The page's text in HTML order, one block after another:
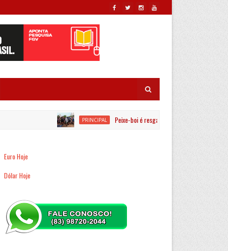
PRINCIPAL Peixe-boi é resgatado por equipes ambientais no
Euro Hoje
Dólar Hoje